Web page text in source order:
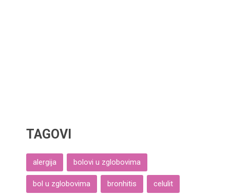
TAGOVI
alergija bolovi u zglobovima
bol u zglobovima bronhitis celulit